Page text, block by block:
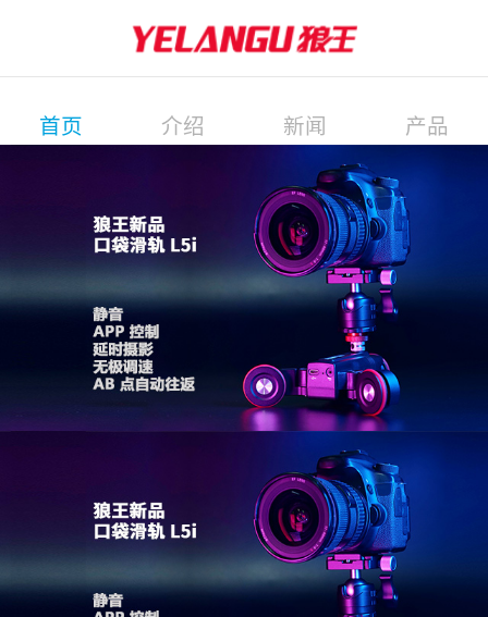
首页 介绍 新闻 产品